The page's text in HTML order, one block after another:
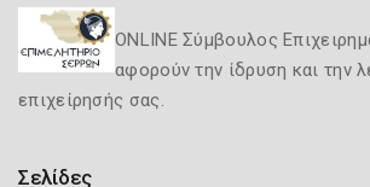
ONLINE Σύμβουλος
αφορούν την ίδρυση και την
επιχείρησής σας.
Σελίδες